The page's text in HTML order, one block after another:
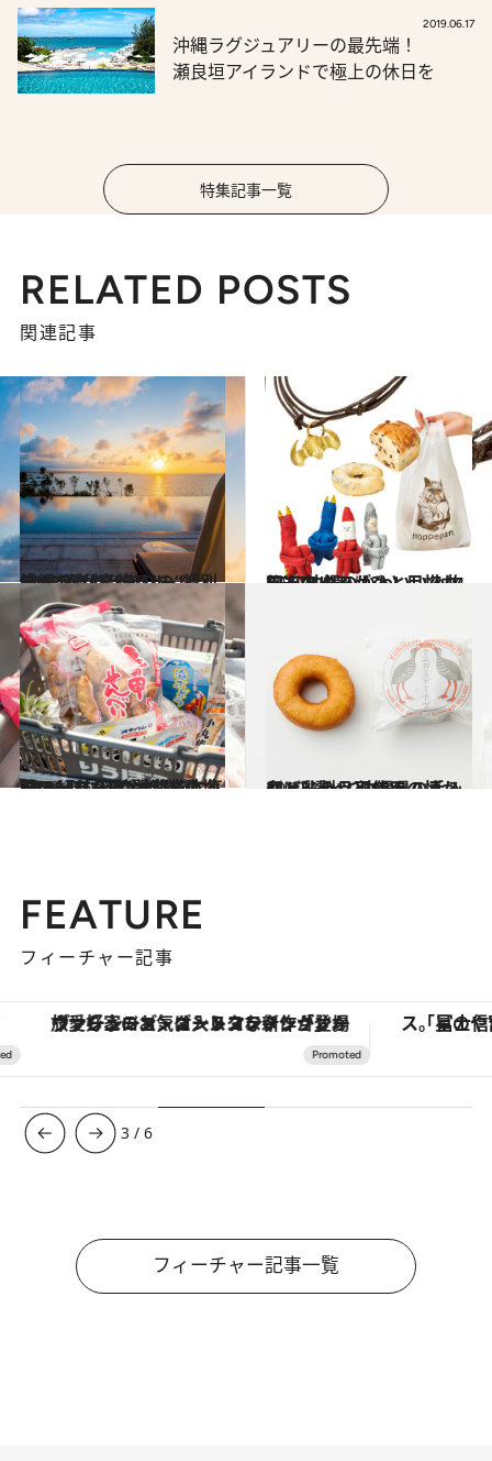
2019.06.17
沖縄ラグジュアリーの最先端！
瀬良垣アイランドで極上の休日を
特集記事一覧
RELATED POSTS
関連記事
2019.4.5
沖縄ラグジュアリーリゾート4選 とびきりの“特別感”に胸が高鳴る！
旅＆お出かけ 2019.4.13
田辺あゆみがひと目惚れした 沖縄のかわいい小物BEST8
旅＆お出かけ
2019.4.8
CREA取材班が沖縄で本気買いした 24時間営業の地元スーパーみやげ15選
旅＆お出かけ 2019.1.2
卵・乳製品不使用の懐かしドーナツ 沖縄県の手みやげ3選 ～2018～
グルメ
FEATURE
フィーチャー記事
ヴァシュロン・コンスタンタン「オーヴァーシーズ・オートマティック」。旅愛好家のお気に入りコレクションから、ジェンダーレスな新作が登場
3 /6
フィーチャー記事一覧